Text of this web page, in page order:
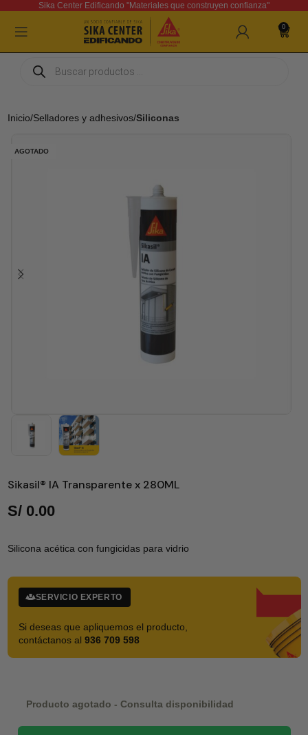
Sika Center Edificando "Materiales que construyen confianza"
0
Inicio Selladores y adhesivos Siliconas
AGOTADO
Sikasil® IA Transparente x 280ML
S/0.00
Silicona acética con fungicidas para vidrio
SERVICIO EXPERTO
Si deseas que apliquemos el producto,
contáctanos al 936 709 598
Producto agotado - Consulta disponibilidad